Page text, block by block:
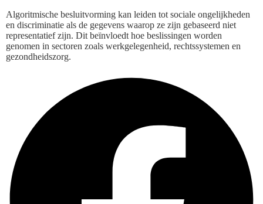
Algoritmische besluitvorming kan leiden tot sociale ongelijkheden
en discriminatie als de gegevens waarop ze zijn gebaseerd niet
representatief zijn. Dit beïnvloedt hoe beslissingen worden
genomen in sectoren zoals werkgelegenheid, rechtssystemen en
gezondheidszorg.